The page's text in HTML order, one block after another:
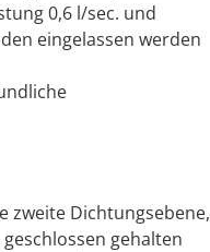
0,6 l/sec. und
eingelassen werden
zweite Dichtungsebene,
gehalten